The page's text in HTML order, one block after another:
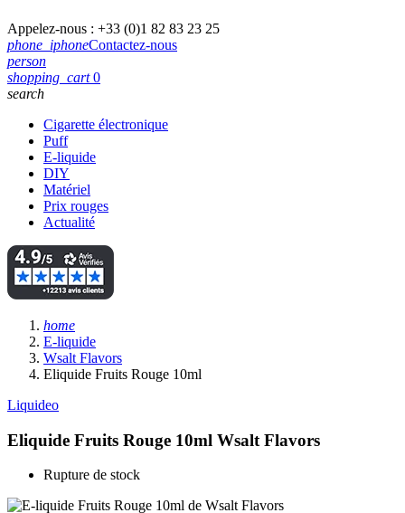
Appelez-nous : +33 (0)1 82 83 23 25
phone_iphoneContactez-nous
person
shopping_cart 0
search
Cigarette électronique
Puff
E-liquide
DIY
Matériel
Prix rouges
Actualité
home
E-liquide
Wsalt Flavors
Eliquide Fruits Rouge 10ml
Liquideo
Eliquide Fruits Rouge 10ml Wsalt Flavors
Rupture de stock